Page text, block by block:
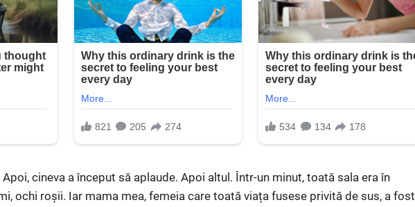
cineva a început să aplaude. Apoi altul. Într-un minut, toată sala era în
ochi roșii. Iar mama mea, femeia care toată viața fusese privită de sus, a fost